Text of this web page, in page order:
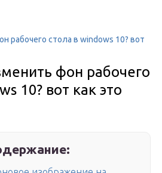
рабочего стола в windows 10? вот
фон рабочего
10? вот как это